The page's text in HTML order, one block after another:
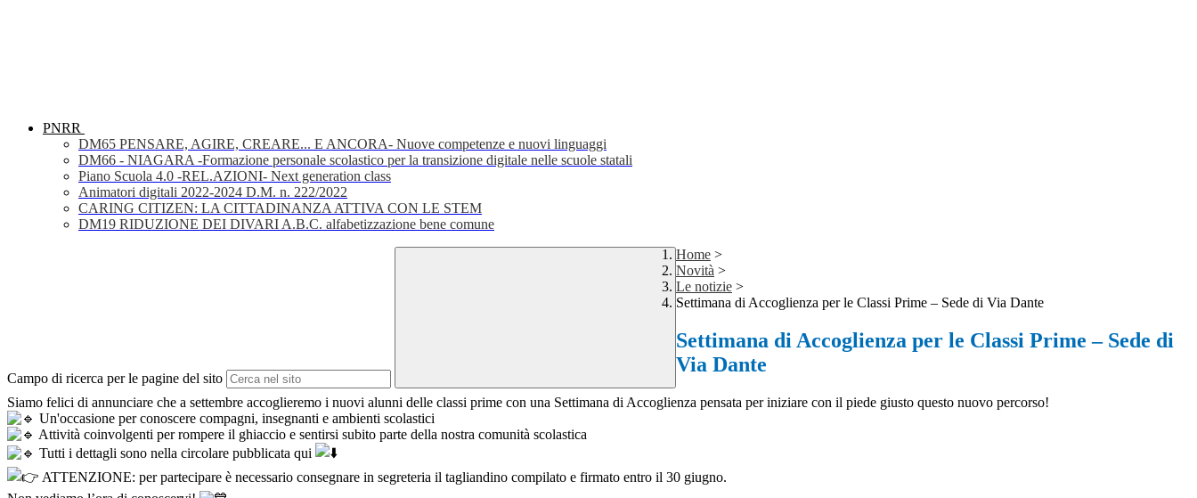
PNRR
DM65 PENSARE, AGIRE, CREARE... E ANCORA- Nuove competenze e nuovi linguaggi
DM66 - NIAGARA -Formazione personale scolastico per la transizione digitale nelle scuole statali
Piano Scuola 4.0 -REL.AZIONI- Next generation class
Animatori digitali 2022-2024 D.M. n. 222/2022
CARING CITIZEN: LA CITTADINANZA ATTIVA CON LE STEM
DM19 RIDUZIONE DEI DIVARI A.B.C. alfabetizzazione bene comune
Campo di ricerca per le pagine del sito
Home >
Novità >
Le notizie >
Settimana di Accoglienza per le Classi Prime – Sede di Via Dante
Settimana di Accoglienza per le Classi Prime – Sede di
Via Dante
Siamo felici di annunciare che a settembre accoglieremo i nuovi alunni delle classi prime con una Settimana di Accoglienza pensata per iniziare con il piede giusto questo nuovo percorso!
Un'occasione per conoscere compagni, insegnanti e ambienti scolastici
Attività coinvolgenti per rompere il ghiaccio e sentirsi subito parte della nostra comunità scolastica
Tutti i dettagli sono nella circolare pubblicata qui
ATTENZIONE: per partecipare è necessario consegnare in segreteria il tagliandino compilato e firmato entro il 30 giugno.